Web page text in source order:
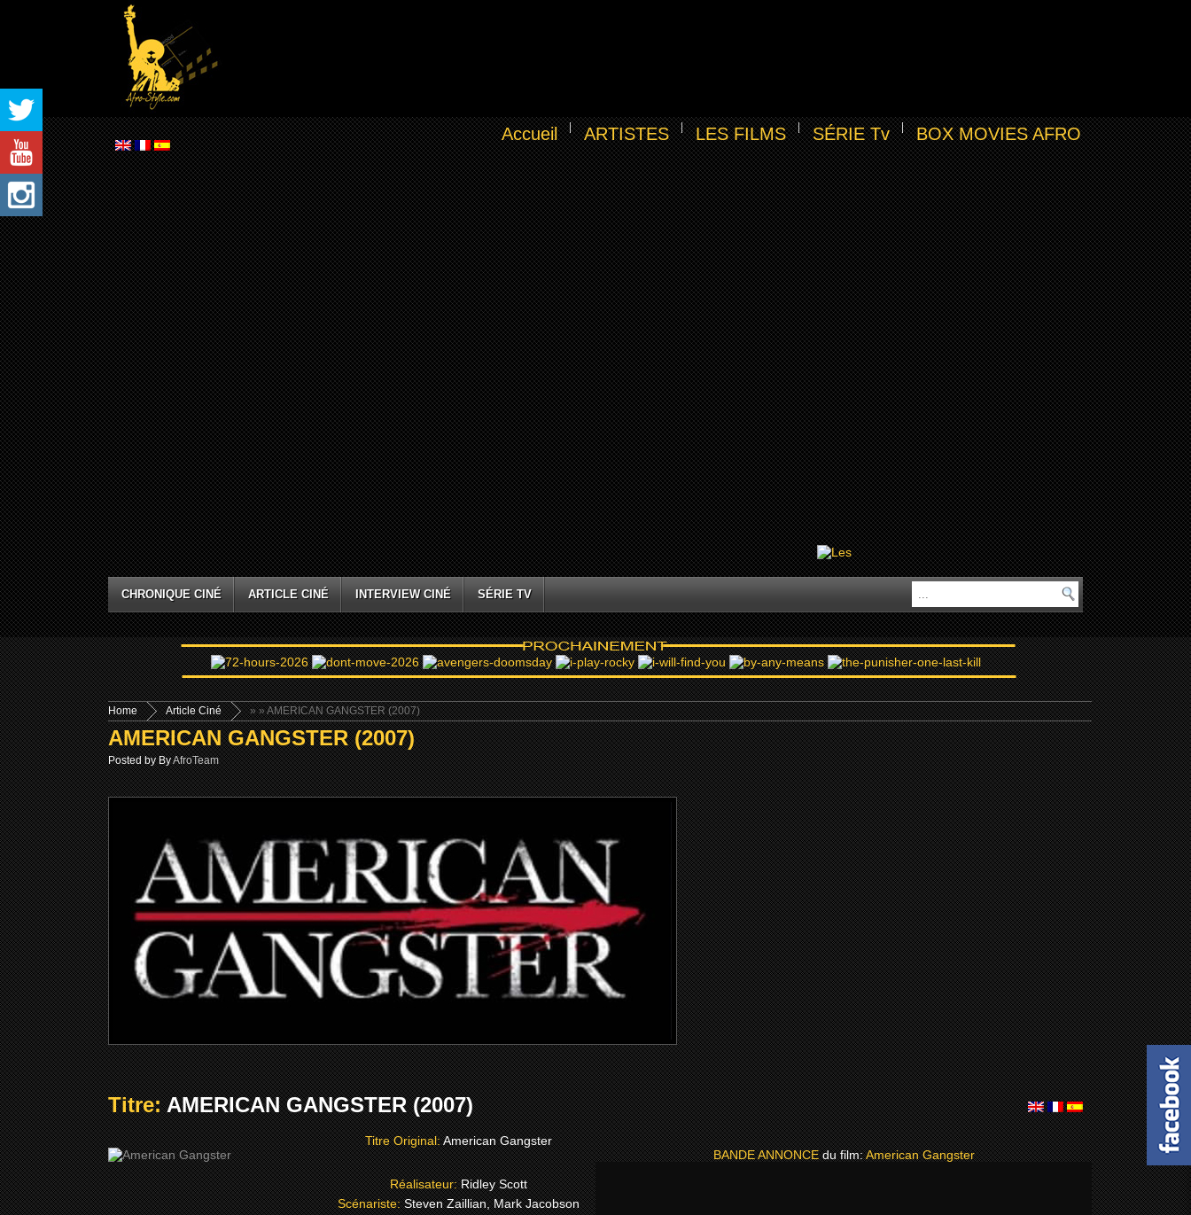
Accueil ARTISTES LES FILMS SÉRIE Tv BOX MOVIES AFRO
CHRONIQUE CINÉ ARTICLE CINÉ INTERVIEW CINÉ SÉRIE TV
Home »
Article Ciné » AMERICAN GANGSTER (2007)
AMERICAN GANGSTER (2007)
Posted by ByAfroTeam
Titre:AMERICAN GANGSTER (2007)
Titre Original:American Gangster
Réalisateur:Ridley Scott
Scénariste:Steven Zaillian, Mark Jacobson
BANDE ANNONCE du film:American Gangster